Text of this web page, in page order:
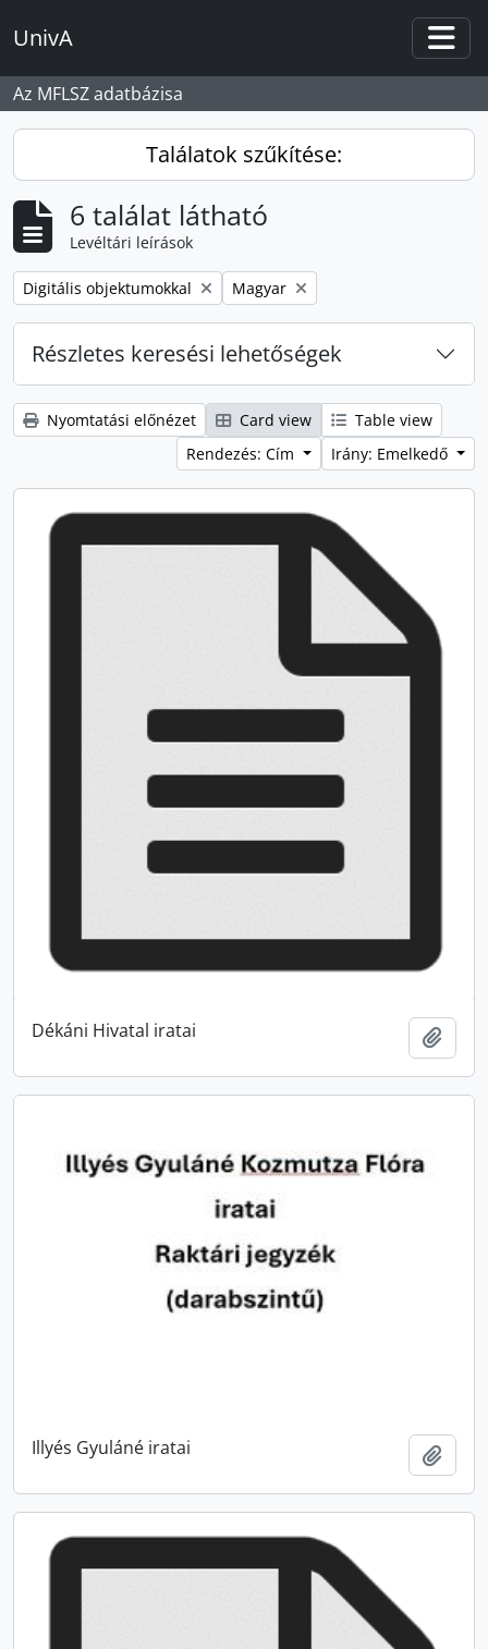
UnivA
Az MFLSZ adatbázisa
Találatok szűkítése:
6 találat látható
Levéltári leírások
Remove filter:
Digitális objektumokkal Remove filter:
Magyar
Részletes keresési lehetőségek
Nyomtatási előnézet Card view
Table view
Rendezés: Cím
Irány: Emelkedő
Dékáni Hivatal iratai
Illyés Gyuláné iratai